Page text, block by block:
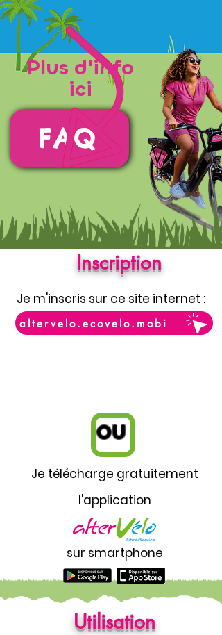
FAQ
Plus d'info
ici
Inscription
Je m'inscris sur ce site internet :
altervelo.ecovelo.mobi
OU
Je télécharge gratuitement
l'application
sur smartphone
Utilisation